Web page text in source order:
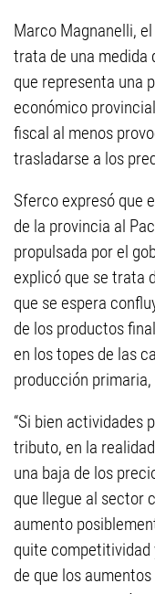
Marco Magnanelli,
trata de una medida
que representa una
económico
fiscal al menos
trasladarse a los
Sferco expresó que
de la provincia al
propulsada por el
explicó que se trata
que se espera
de los productos
en los topes de las
producción primaria,
“Si bien actividades
tributo, en la
una baja de los
que llegue al sector
aumento
quite competitividad
de que los